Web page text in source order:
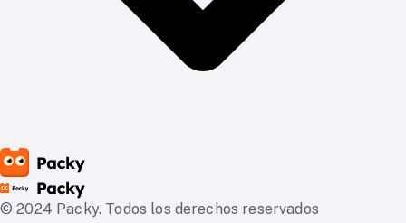
© 2024 Packy. Todos los derechos reservados